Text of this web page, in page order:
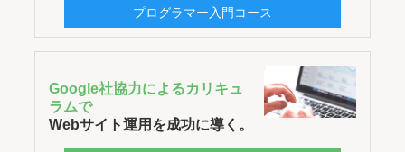
プログラマー入門コース
Google社協力によるカリキュ
ラムで
Webサイト運用を成功に導く。